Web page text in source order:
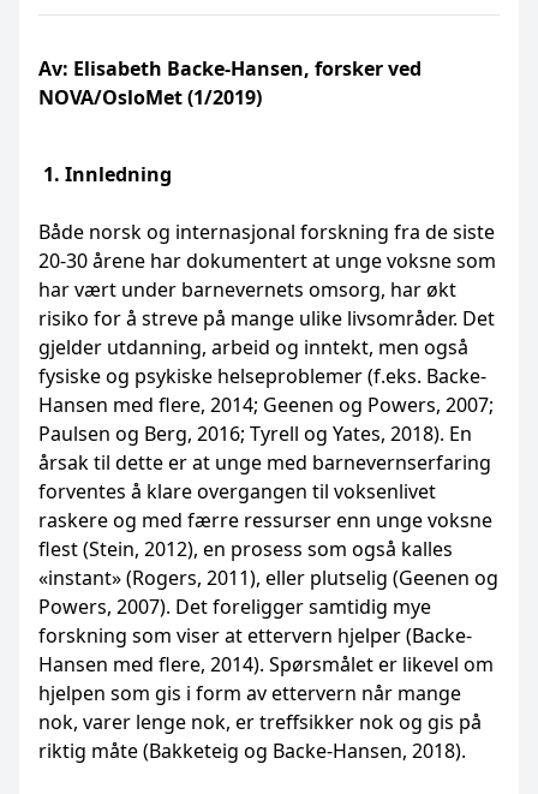
Av: Elisabeth Backe-Hansen, forsker ved
NOVA/OsloMet (1/2019)
1. Innledning
Både norsk og internasjonal forskning fra de siste
20-30 årene har dokumentert at unge voksne som
har vært under barnevernets omsorg, har økt
risiko for å streve på mange ulike livsområder. Det
gjelder utdanning, arbeid og inntekt, men også
fysiske og psykiske helseproblemer (f.eks. Backe-
Hansen med flere, 2014; Geenen og Powers, 2007;
Paulsen og Berg, 2016; Tyrell og Yates, 2018). En
årsak til dette er at unge med barnevernserfaring
forventes å klare overgangen til voksenlivet
raskere og med færre ressurser enn unge voksne
flest (Stein, 2012), en prosess som også kalles
«instant» (Rogers, 2011), eller plutselig (Geenen og
Powers, 2007). Det foreligger samtidig mye
forskning som viser at ettervern hjelper (Backe-
Hansen med flere, 2014). Spørsmålet er likevel om
hjelpen som gis i form av ettervern når mange
nok, varer lenge nok, er treffsikker nok og gis på
riktig måte (Bakketeig og Backe-Hansen, 2018).